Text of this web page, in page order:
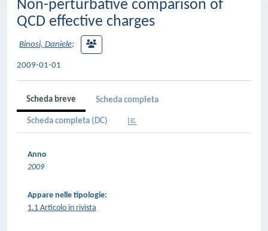
Non-perturbative comparison of
QCD effective charges
Binosi, Daniele;
2009-01-01
Scheda breve Scheda completa
Scheda completa (DC)
Anno
2009
Appare nelle tipologie:
1.1 Articolo in rivista